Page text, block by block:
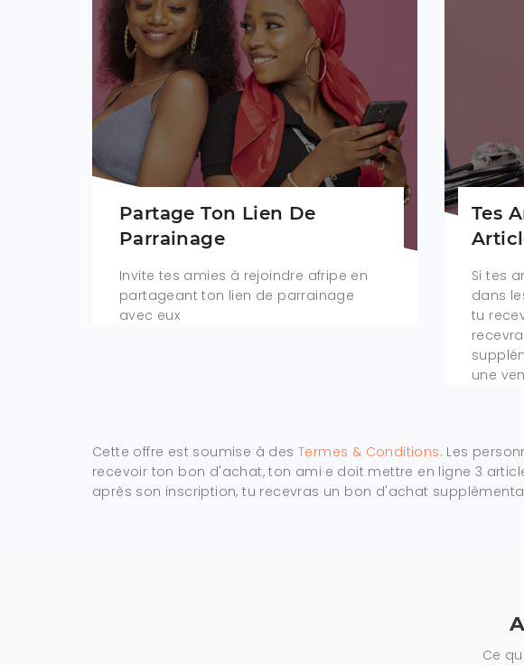
Partage Ton Lien De
Parrainage
Invite tes amies à rejoindre afripe en
partageant ton lien de parrainage
avec eux
Tes
Si tes
dans
tu
une
Cette offre est soumise à des Termes & Conditions. Les
recevoir ton bon d'achat, ton ami·e doit mettre en ligne 3
après son inscription, tu recevras un bon d'achat
Ce